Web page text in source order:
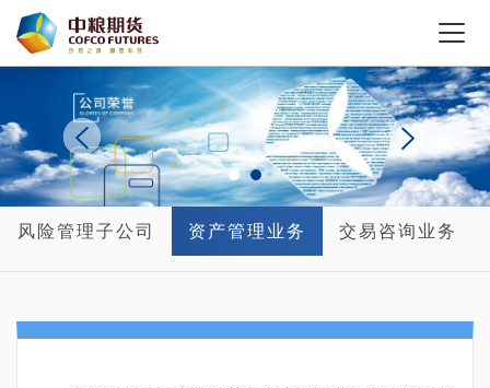
风险管理子公司 资产管理业务 交易咨询业务